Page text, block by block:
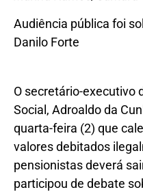
Audiência pública foi
Danilo Forte
O secretário-executivo
Social, Adroaldo da
quarta-feira (2) que
valores debitados
pensionistas deverá
participou de debate